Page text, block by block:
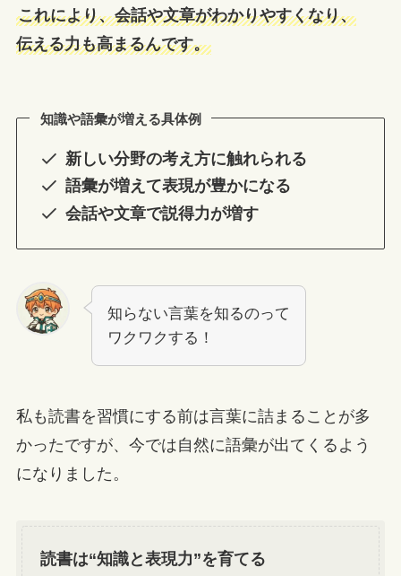
これにより、会話や文章がわかりやすくなり、
伝える力も高まるんです。
知識や語彙が増える具体例
新しい分野の考え方に触れられる
語彙が増えて表現が豊かになる
会話や文章で説得力が増す
知らない言葉を知るのって
ワクワクする！
私も読書を習慣にする前は言葉に詰まることが多
かったですが、今では自然に語彙が出てくるよう
になりました。
読書は“知識と表現力”を育てる